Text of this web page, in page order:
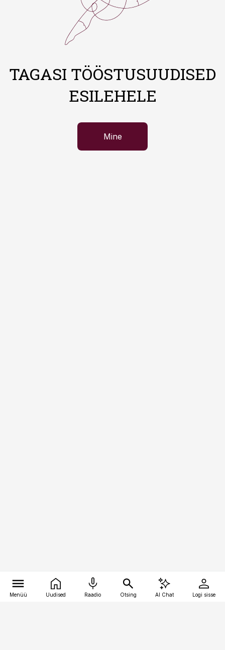
TAGASI TÖÖSTUSUUDISED
ESILEHELE
Mine
Menüü Uudised Raadio Otsing AI Chat Logi sisse